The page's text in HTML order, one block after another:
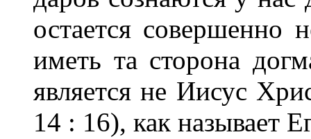
остается совершенно
иметь та сторона
является не Иисус
14 : 16), как называет